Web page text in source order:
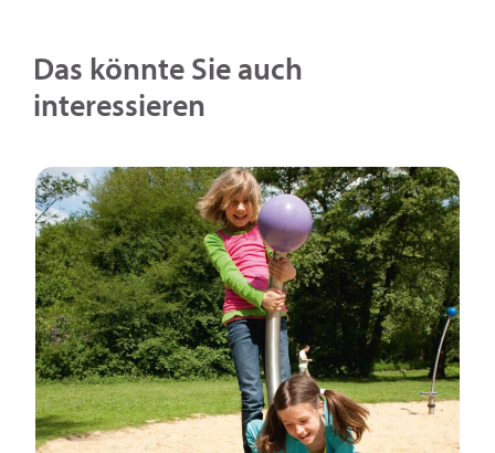
Das könnte Sie auch
interessieren